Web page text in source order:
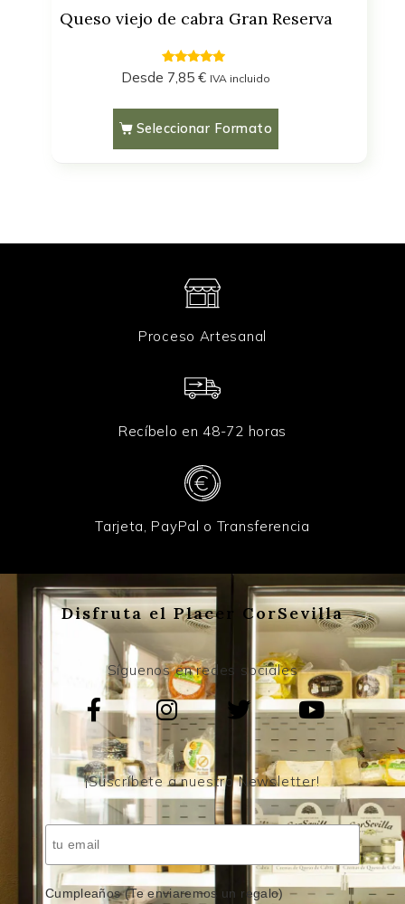
Queso viejo de cabra Gran Reserva
4.71
out of 5
Desde 7,85 € IVA incluido
Seleccionar Formato
Proceso Artesanal
Recíbelo en 48-72 horas
Tarjeta, PayPal o Transferencia
Disfruta el Placer CorSevilla
Síguenos en redes sociales
¡Suscríbete a nuestro Newsletter!
Cumpleaños (Te enviaremos un regalo)